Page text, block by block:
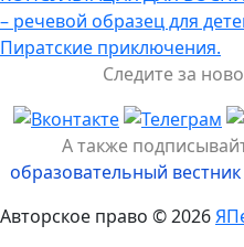
– речевой образец для
Пиратские приключения.
Следите за
А также
образовательный
Авторское право © 2026